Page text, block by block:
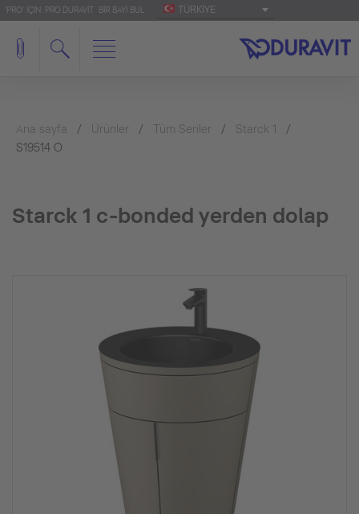
'PRO' IÇIN: PRO.DURAVIT BIR BAYI BUL TÜRKIYE
Ana sayfa Ürünler Tüm Seriler
Starck 1
S19514 O
Starck 1 c-bonded yerden dolap